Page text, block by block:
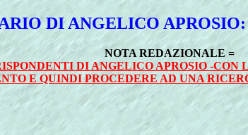
DI ANGELICO
NOTA REDAZIONALE =
DI ANGELICO APROSIO -CON
E QUINDI PROCEDERE AD UNA